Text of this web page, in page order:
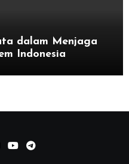
dalam Menjaga
Indonesia